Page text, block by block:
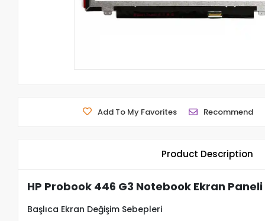
Add To My Favorites Recommend
Product Description
HP Probook 446 G3 Notebook Ekran Paneli
Başlıca Ekran Değişim Sebepleri